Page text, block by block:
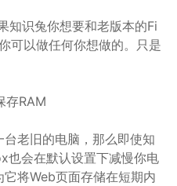
识兔你想要和老版本的Fi
可以做任何你想做的。只是
RAM
老旧的电脑，那么即使知
也会在默认设置下减慢你电
将Web页面存储在短期内